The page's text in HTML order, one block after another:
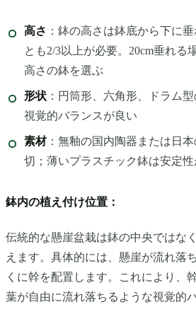
高さ ：鉢の高さは鉢底から下に
とも2/3以上が必要。20cm垂れる
高さの鉢を選ぶ
形状 ：円筒形、六角形、ドラム
視覚的バランスが良い
素材：無釉の国内陶器または日
切；薄いプラスチック鉢は安定
鉢内の植え付け位置：
伝統的な懸崖盆栽は鉢の中央ではなく
えます。具体的には、懸崖が流れ落
くに幹を配置します。これにより、
葉が自由に流れ落ちるような視覚的